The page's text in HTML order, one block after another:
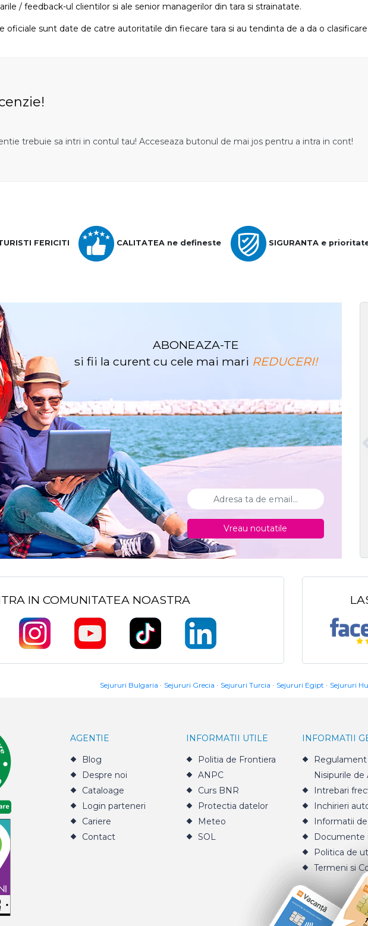
/ feedback-ul clientilor si ale senior managerilor din tara si strainatate.
oficiale sunt date de catre autoritatile din fiecare tara si au tendinta de a da o
trebuie sa intri in contul tau! Acceseaza butonul de mai jos pentru a intra in cont!
FERICITI CALITATEA ne defineste SIGURANTA e
ABONEAZA-TE
si fii la curent cu cele mai mari REDUCERI!
Vreau noutatile
IN COMUNITATEA NOASTRA
Sejururi Bulgaria Sejururi Grecia Sejururi Turcia Sejururi Egipt Sejururi
AGENTIE
Blog
Despre noi
Cataloage
Login parteneri
Cariere
Contact
INFORMATII UTILE
Politia de Frontiera
ANPC
Curs BNR
Protectia datelor
Meteo
SOL
INFORMATII
Regulament
Nisipurile de
Intrebari
Inchirieri
Informatii
Documente
Politica de
Termeni si